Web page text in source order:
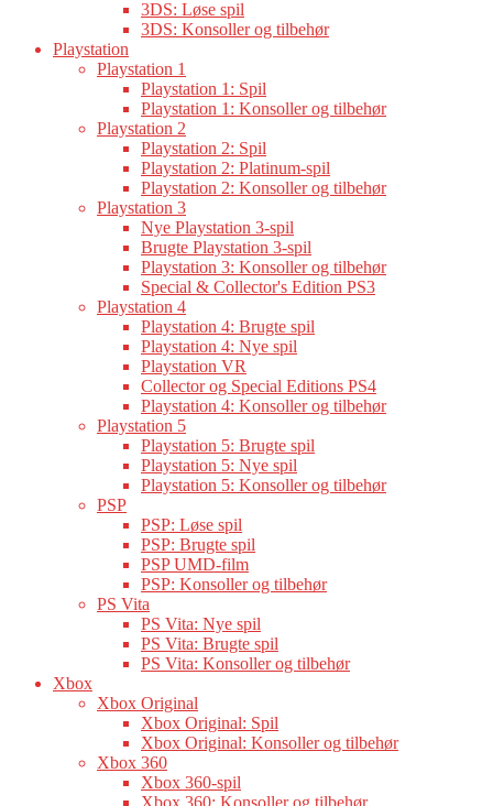
3DS: Løse spil
3DS: Konsoller og tilbehør
Playstation
Playstation 1
Playstation 1: Spil
Playstation 1: Konsoller og tilbehør
Playstation 2
Playstation 2: Spil
Playstation 2: Platinum-spil
Playstation 2: Konsoller og tilbehør
Playstation 3
Nye Playstation 3-spil
Brugte Playstation 3-spil
Playstation 3: Konsoller og tilbehør
Special & Collector's Edition PS3
Playstation 4
Playstation 4: Brugte spil
Playstation 4: Nye spil
Playstation VR
Collector og Special Editions PS4
Playstation 4: Konsoller og tilbehør
Playstation 5
Playstation 5: Brugte spil
Playstation 5: Nye spil
Playstation 5: Konsoller og tilbehør
PSP
PSP: Løse spil
PSP: Brugte spil
PSP UMD-film
PSP: Konsoller og tilbehør
PS Vita
PS Vita: Nye spil
PS Vita: Brugte spil
PS Vita: Konsoller og tilbehør
Xbox
Xbox Original
Xbox Original: Spil
Xbox Original: Konsoller og tilbehør
Xbox 360
Xbox 360-spil